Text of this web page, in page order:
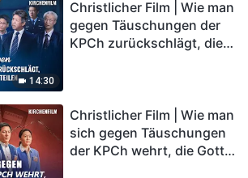
14:30
Christlicher Film | Wie man
gegen Täuschungen der
KPCh zurückschlägt, die
Christlicher Film | Wie man
sich gegen Täuschungen
der KPCh wehrt, die Gott